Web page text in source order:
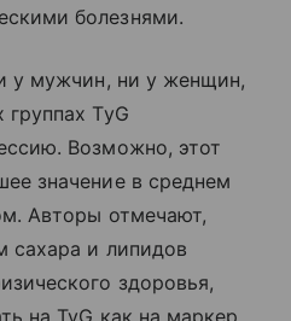
болезнями.
у мужчин, ни у женщин,
TyG
Возможно, этот
значение в среднем
Авторы отмечают,
сахара и липидов
здоровья,